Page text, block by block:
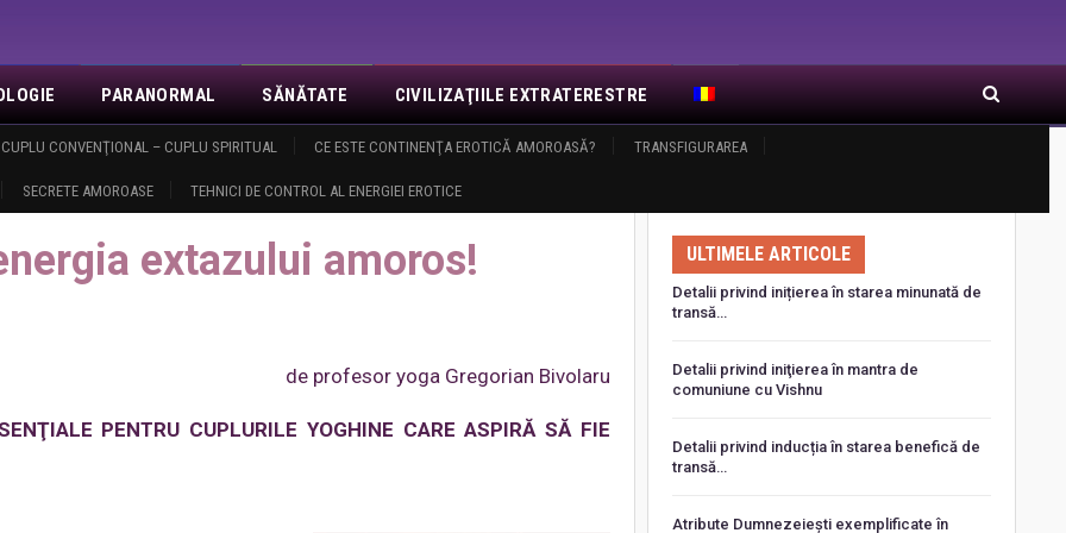
EVENIMENTE REVELAŢII MISA CONTACT LOGIN ORA DE RĂSĂRIT ARTICOLE RECENTE
CUPLU CONVENŢIONAL – CUPLU SPIRITUAL CE ESTE CONTINENŢA EROTICĂ AMOROASĂ? TRANSFIGURAREA
SECRETE AMOROASE TEHNICI DE CONTROL AL ENERGIEI EROTICE
PARANORMAL SĂNĂTATE CIVILIZAŢIILE EXTRATERESTRE
la energia extazului amoros!
extazului amoros!
de profesor yoga Gregorian Bivolaru
PENTRU CUPLURILE YOGHINE CARE ASPIRĂ SĂ FIE
ULTIMELE ARTICOLE
Detalii privind inițierea în starea minunată de
transă…
Detalii privind iniţierea în mantra de
comuniune cu Vishnu
Detalii privind inducția în starea benefică de
transă…
Atribute Dumnezeiești exemplificate în